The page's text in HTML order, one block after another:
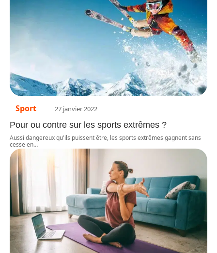
Sport 27 janvier 2022
Pour ou contre sur les sports extrêmes ?
Aussi dangereux qu'ils puissent être, les sports extrêmes gagnent sans
cesse en…